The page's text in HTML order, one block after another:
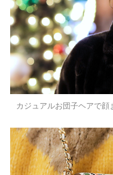
カジュアルお団子ヘアで顔